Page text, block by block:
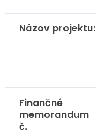
Názov projektu:
Finančné
memorandum
č.